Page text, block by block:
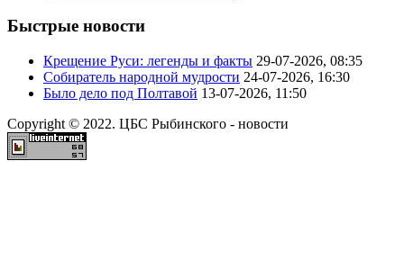
Быстрые новости
Крещение Руси: легенды и факты 29-07-2026, 08:35
Собиратель народной мудрости 24-07-2026, 16:30
Было дело под Полтавой 13-07-2026, 11:50
Copyright © 2022. ЦБС Рыбинского - новости